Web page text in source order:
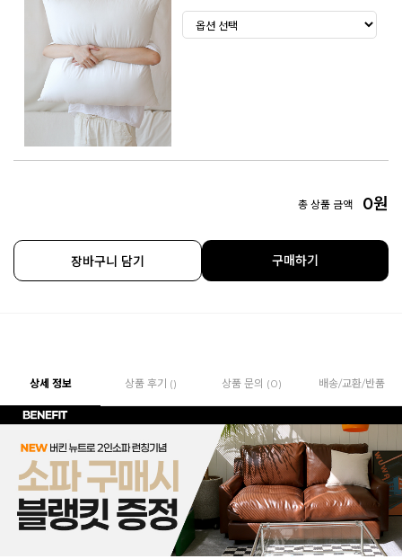
총 상품 금액 0원
장바구니 담기 구매하기
상세 정보 상품 후기 () 상품 문의 (0) 배송/교환/반품